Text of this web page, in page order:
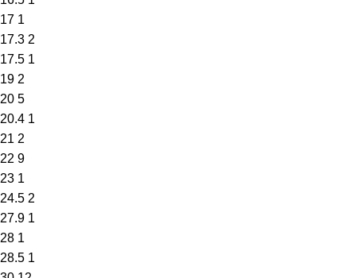
17 1
17.3 2
17.5 1
19 2
20 5
20.4 1
21 2
22 9
23 1
24.5 2
27.9 1
28 1
28.5 1